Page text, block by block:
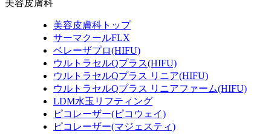
美容皮膚科
美容皮膚科トップ
サーマクールFLX
ベレーザプロ(HIFU)
ウルトラセルQプラス(HIFU)
ウルトラセルQプラス リニア(HIFU)
ウルトラセルQプラス リニアファーム(HIFU)
LDM水玉リフティング
ピコレーザー(ピコウェイ)
ピコレーザー(マジェスティ)